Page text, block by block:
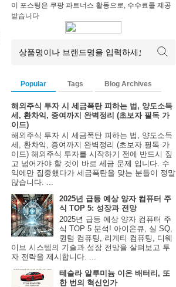
이 포스팅은 쿠팡 파트너스 활동으로, 수수료를 제공
받습니다
Popular Tags Blog Archives
해외주식 투자 시 세금폭탄 피하는 법, 양도소득
세, 환차익, 증여까지 완벽정리 (초보자 필독 가
이드)
해외주식 투자 시 세금폭탄 피하는 법, 양도소득
세, 환차익, 증여까지 완벽정리 (초보자 필독 가
이드) 해외주식 투자를 시작하기 전에 반드시 짚
고 넘어가야 할 것이 바로 세금 문제 입니다. 수
익에만 집중했다가 세금폭탄을 맞는 분들이 정말
많습니다. ...
2025년 급등 예상 양자 컴퓨터 주
식 TOP 5: 성장과 전망
2025년 급등 예상 양자 컴퓨터 주
식 TOP 5 분석! 아이온큐, 실 SQ,
퀀텀 컴퓨팅, 리게티 컴퓨팅, 디웨
이브 시스템의 기술과 성장 전망을 살펴보고 투
자 전략을 제시합니다. ...
테슬라 알루미늄 이온 배터리, 또
한 번의 혁신인가